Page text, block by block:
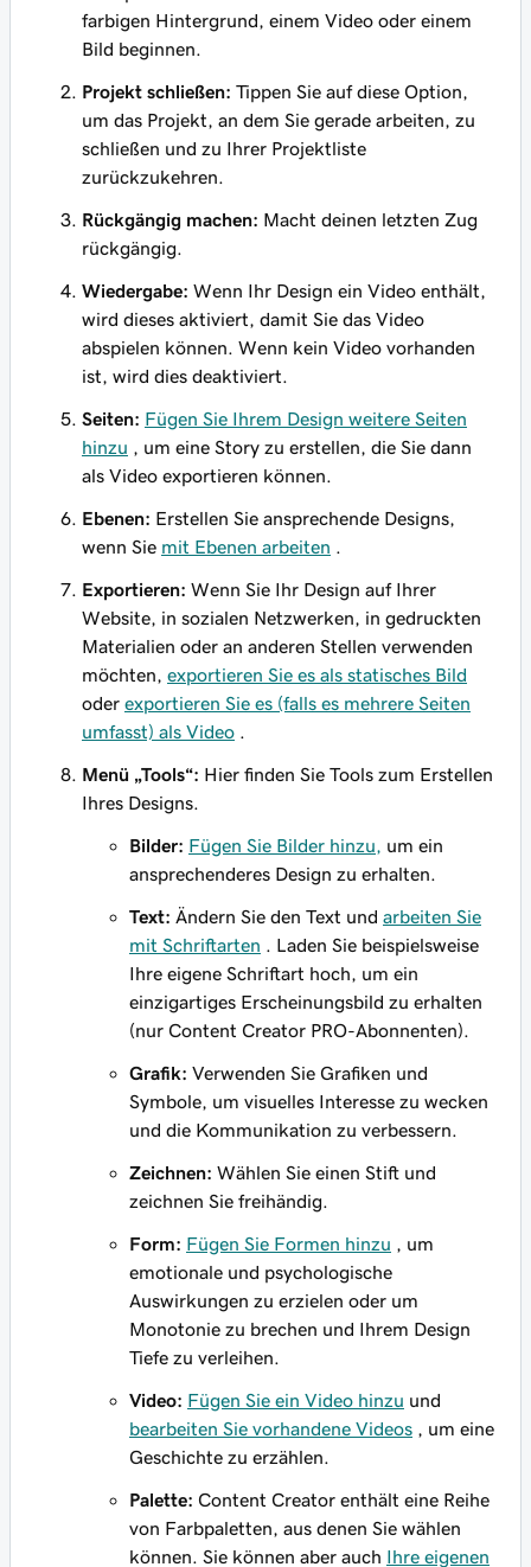
farbigen Hintergrund, einem Video oder einem
Bild beginnen.
Projekt schließen: Tippen Sie auf diese Option,
um das Projekt, an dem Sie gerade arbeiten, zu
schließen und zu Ihrer Projektliste
zurückzukehren.
Rückgängig machen: Macht deinen letzten Zug
rückgängig.
Wiedergabe: Wenn Ihr Design ein Video enthält,
wird dieses aktiviert, damit Sie das Video
abspielen können. Wenn kein Video vorhanden
ist, wird dies deaktiviert.
Seiten: Fügen Sie Ihrem Design weitere Seiten
hinzu , um eine Story zu erstellen, die Sie dann
als Video exportieren können.
Ebenen: Erstellen Sie ansprechende Designs,
wenn Sie mit Ebenen arbeiten
Exportieren: Wenn Sie Ihr Design auf Ihrer
Website, in sozialen Netzwerken, in gedruckten
Materialien oder an anderen Stellen verwenden
möchten, exportieren Sie es als statisches Bild
oder exportieren Sie es (falls es mehrere Seiten
umfasst) als Video
Menü „Tools“: Hier finden Sie Tools zum Erstellen
Ihres Designs.
Bilder: Fügen Sie Bilder hinzu,
um ein
ansprechenderes Design zu erhalten.
Text: Ändern Sie den Text und arbeiten Sie
mit Schriftarten . Laden Sie beispielsweise
Ihre eigene Schriftart hoch, um ein
einzigartiges Erscheinungsbild zu erhalten
(nur Content Creator PRO-Abonnenten).
Grafik: Verwenden Sie Grafiken und
Symbole, um visuelles Interesse zu wecken
und die Kommunikation zu verbessern.
Zeichnen: Wählen Sie einen Stift und
zeichnen Sie freihändig.
Form: Fügen Sie Formen hinzu , um
emotionale und psychologische
Auswirkungen zu erzielen oder um
Monotonie zu brechen und Ihrem Design
Tiefe zu verleihen.
Video: Fügen Sie ein Video hinzu und
bearbeiten Sie vorhandene Videos , um eine
Geschichte zu erzählen.
Palette: Content Creator enthält eine Reihe
von Farbpaletten, aus denen Sie wählen
können. Sie können aber auch Ihre eigenen